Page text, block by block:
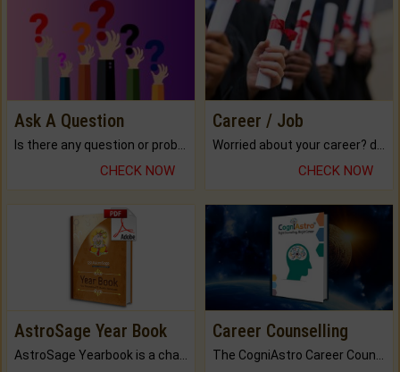
Ask A Question
Is there any question or problem lingering.
CHECK NOW
Career / Job
Worried about your career? don't know what is.
CHECK NOW
AstroSage Year Book
AstroSage Yearbook is a channel to fulfill your dreams and destiny.
Career Counselling
The CogniAstro Career Counselling Report is the most comprehensive report available on this topic.